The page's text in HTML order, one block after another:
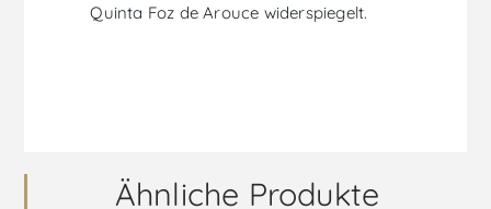
Quinta Foz de Arouce widerspiegelt.
Ähnliche Produkte